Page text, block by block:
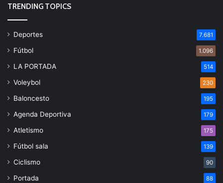
TRENDING TOPICS
Deportes 7.681
Fútbol 1.096
LA PORTADA 514
Voleybol 230
Baloncesto 195
Agenda Deportiva 179
Atletismo 175
Fútbol sala 139
Ciclismo 90
Portada 88